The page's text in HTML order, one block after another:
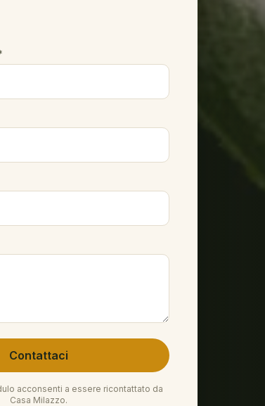
Contattaci
acconsenti a essere ricontattato da
Casa Milazzo.